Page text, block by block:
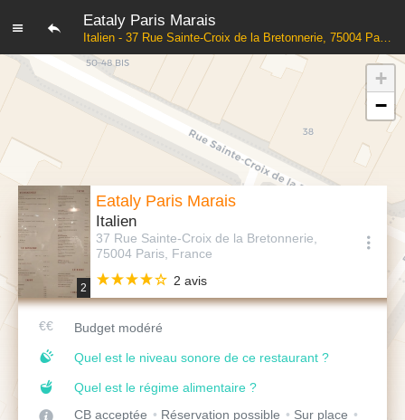
Eataly Paris Marais
Italien - 37 Rue Sainte-Croix de la Bretonnerie, 75004 Paris, France
2
Eataly Paris Marais
Italien
37 Rue Sainte-Croix de la Bretonnerie,
75004 Paris, France
2 avis
Budget modéré
Quel est le niveau sonore de ce restaurant ?
Quel est le régime alimentaire ?
CB acceptée
Réservation possible
Sur place
+
−